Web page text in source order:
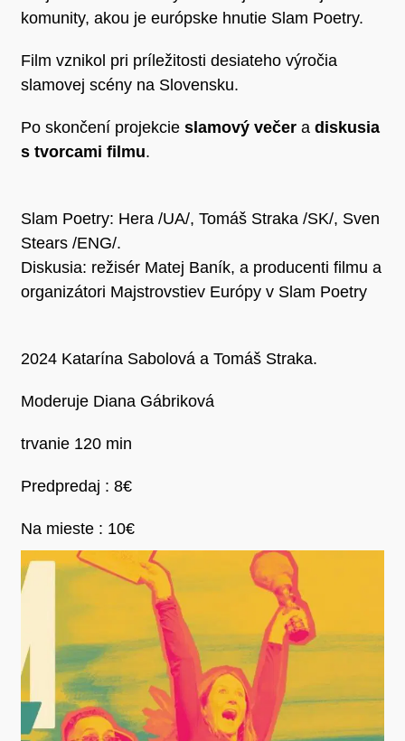
komunity, akou je európske hnutie Slam Poetry.
Film vznikol pri príležitosti desiateho výročia
slamovej scény na Slovensku.
Po skončení projekcie slamový večer a diskusia
s tvorcami filmu.
Slam Poetry: Hera /UA/, Tomáš Straka /SK/, Sven
Stears /ENG/.
Diskusia: režisér Matej Baník, a producenti filmu a
organizátori Majstrovstiev Európy v Slam Poetry
2024 Katarína Sabolová a Tomáš Straka.
Moderuje Diana Gábriková
trvanie 120 min
Predpredaj : 8€
Na mieste : 10€